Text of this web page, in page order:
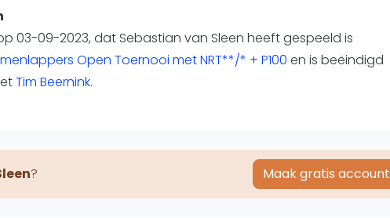
Padelgear
Nationale Toernooien
Internationale toernooien
03-09-2023, dat Sebastian van Sleen heeft gespeeld is
Open Toernooi met NRT**/* + P100 en is beëindigd
Tim Beernink.
? Maak gratis account